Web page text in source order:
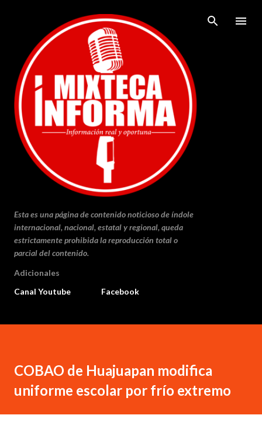
Ir al contenido principal
Esta es una página de contenido noticioso de índole
internacional, nacional, estatal y regional, queda
estrictamente prohibida la reproducción total o
parcial del contenido.
Adicionales
Canal Youtube
Facebook
COBAO de Huajuapan modifica
uniforme escolar por frío extremo